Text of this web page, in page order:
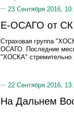
23 Сентября 2016,
Е-ОСАГО от
Страховая группа
ОСАГО. Последние
"ХОСКА" стремительно
22 Сентября 2016,
На Дальнем